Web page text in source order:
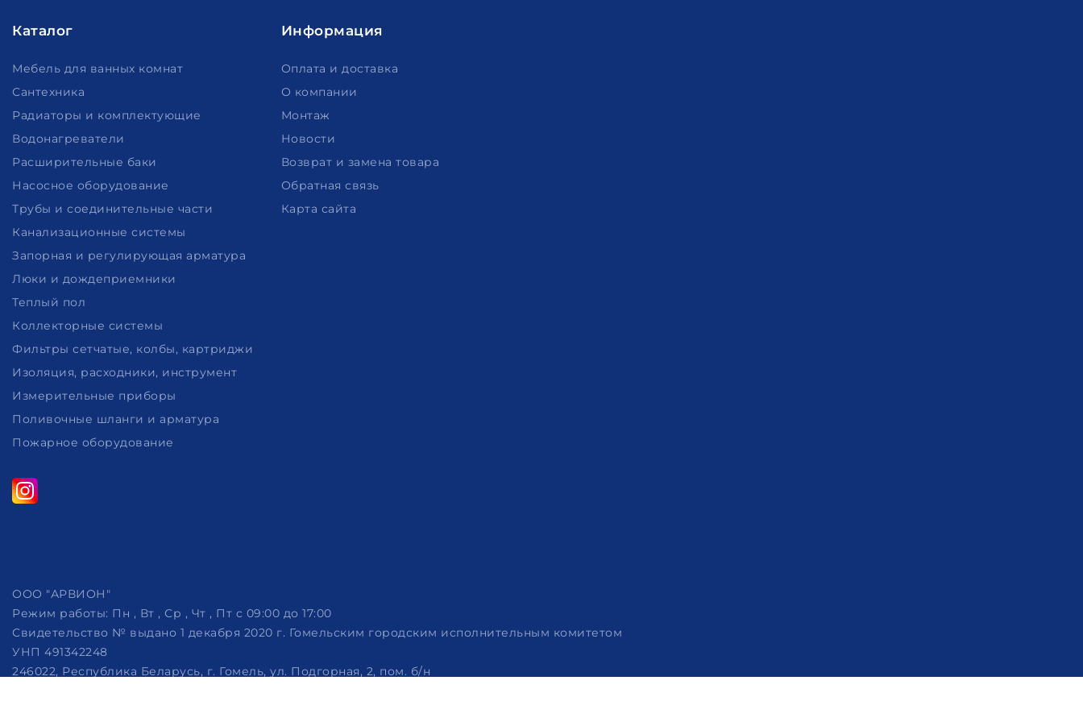
Каталог
Мебель для ванных комнат
Сантехника
Радиаторы и комплектующие
Водонагреватели
Расширительные баки
Насосное оборудование
Трубы и соединительные части
Канализационные системы
Запорная и регулирующая арматура
Люки и дождеприемники
Теплый пол
Коллекторные системы
Фильтры сетчатые, колбы, картриджи
Изоляция, расходники, инструмент
Измерительные приборы
Поливочные шланги и арматура
Пожарное оборудование
Информация
Оплата и доставка
О компании
Монтаж
Новости
Возврат и замена товара
Обратная связь
Карта сайта
ООО "АРВИОН"
Режим работы: Пн , Вт , Ср , Чт , Пт c 09:00 до 17:00
Свидетельство № выдано 1 декабря 2020 г. Гомельским городским исполнительным комитетом
УНП 491342248
246022, Республика Беларусь, г. Гомель, ул. Подгорная, 2, пом. б/н